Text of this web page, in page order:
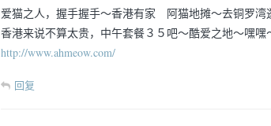
爱猫之人，握手握手～香港有家 阿猫地摊～去铜罗
香港来说不算太贵，中午套餐３５吧～酷爱之地～嘿嘿
http://www.ahmeow.com/
回复